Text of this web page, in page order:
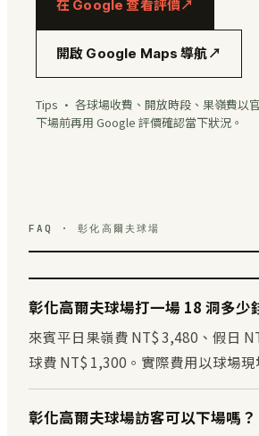
在 Google 查看評價↗
開啟 Google Maps 導航↗
Tips · 各球場收費、開放時段、果嶺費以
下場前再用 Google 評價確認當下狀況。
FAQ · 彰化高爾夫球場
彰化高爾夫球場打一場 18 洞多少
來賓平日果嶺費 NT$ 3,480、假日
球費 NT$ 1,300。實際費用以球場現
彰化高爾夫球場訪客可以下場嗎？